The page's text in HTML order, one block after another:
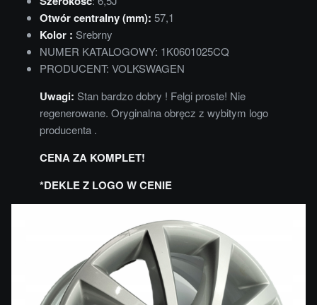
Otwór centralny (mm): 57,1
Kolor : Srebrny
NUMER KATALOGOWY: 1K0601025CQ
PRODUCENT: VOLKSWAGEN
Uwagi: Stan bardzo dobry ! Felgi proste! Nie
regenerowane. Oryginalna obręcz z wybitym logo
producenta .
CENA ZA KOMPLET!
*DEKLE Z LOGO W CENIE